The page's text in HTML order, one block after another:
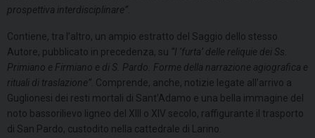
prospettiva interdisciplinare”.
Contiene, tra l’altro, un ampio estratto del Saggio dello stesso
Autore, pubblicato in precedenza, su “I ‘furta’ delle reliquie dei Ss.
Primiano e Firmiano e di S. Pardo. Forme della narrazione agiografica e
rituali di traslazione”. Comprende, anche, notizie legate all’arrivo a
Guglionesi dei resti mortali di Sant’Adamo e una bella immagine del
noto bassorilievo ligneo del XIII o XIV secolo, raffigurante il trasporto
di San Pardo, custodito nella cattedrale di Larino.